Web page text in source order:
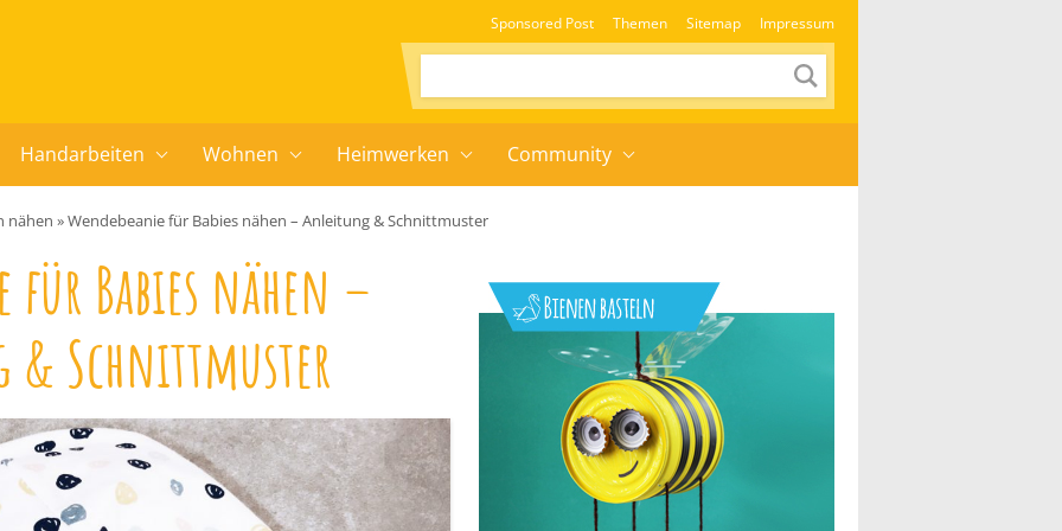
Sponsored Post Themen Sitemap Impressum
Handarbeiten Wohnen Heimwerken Community
nähen »Wendebeanie für Babies nähen – Anleitung & Schnittmuster
für Babies nähen –
Schnittmuster